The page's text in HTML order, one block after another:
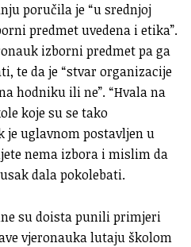
poručila je “u srednjoj
predmet uvedena i etika”.
izborni predmet pa ga
te da je “stvar organizacije
hodniku ili ne”. “Hvala na
koje su se tako
je uglavnom postavljen u
nema izbora i mislim da
dala pokolebati.
su doista punili primjeri
vjeronauka lutaju školom